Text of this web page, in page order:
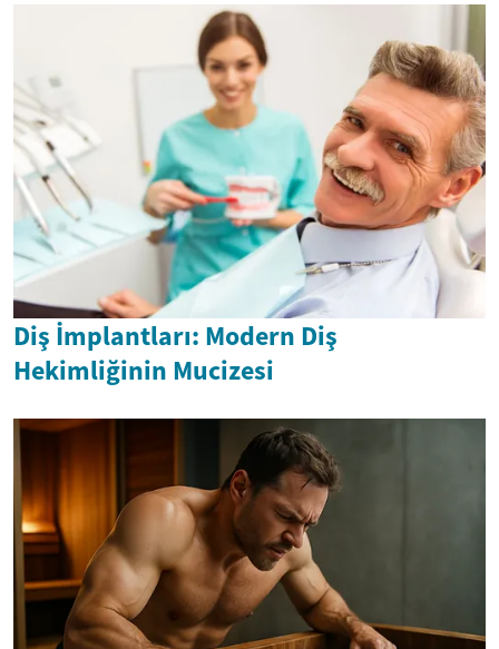
Diş İmplantları: Modern Diş
Hekimliğinin Mucizesi